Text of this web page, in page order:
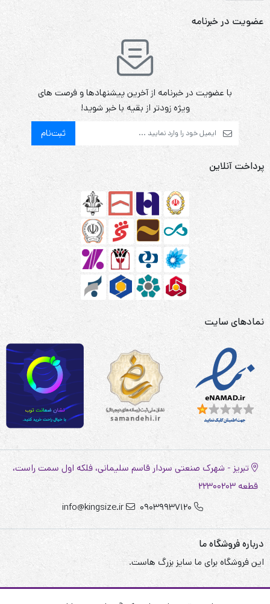
عضویت در خبرنامه
با عضویت در خبرنامه از آخرین پیشنهادها و فرصت های
ویژه زودتر از بقیه با خبر شوید!
ثبت‌نام
پرداخت آنلاین
نمادهای سایت
تبریز - شهرک صنعتی سردار قاسم سلیمانی، فلکه اول سمت راست،
قطعه 22300203
09039937120
info@kingsize.ir
درباره فروشگاه ما
این فروشگاه برای ما سایز بزرگ هاست.